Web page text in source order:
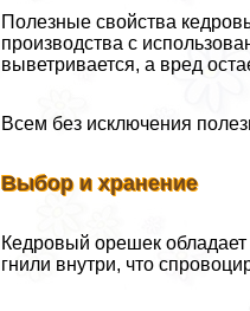
Полезные свойства
производства с
выветривается, а вред
Всем без исключения
Выбор и хранение
Кедровый орешек обладает
гнили внутри, что